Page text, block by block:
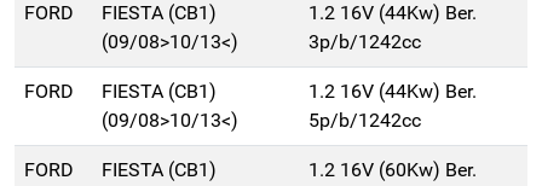
FORD
FIESTA (CB1)
(09/08>10/13<)
1.2 16V (44Kw) Ber.
3p/b/1242cc
FORD
FIESTA (CB1)
(09/08>10/13<)
1.2 16V (44Kw) Ber.
5p/b/1242cc
FORD
FIESTA (CB1)
1.2 16V (60Kw) Ber.